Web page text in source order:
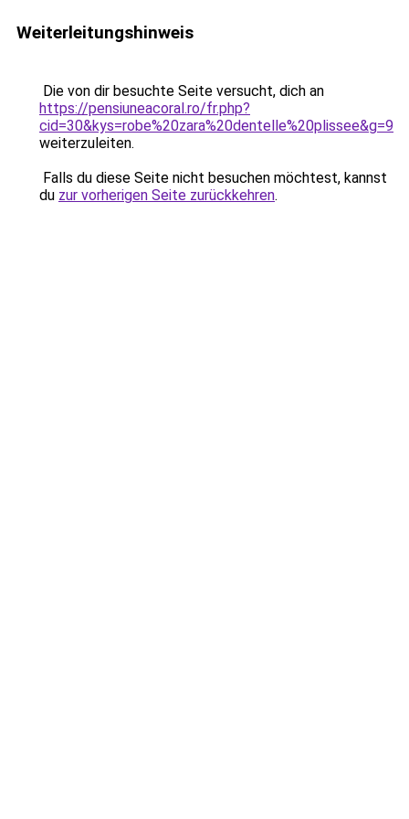
Weiterleitungshinweis
Die von dir besuchte Seite versucht, dich an
https://pensiuneacoral.ro/fr.php?
cid=30&kys=robe%20zara%20dentelle%20plissee&g=9
weiterzuleiten.
Falls du diese Seite nicht besuchen möchtest, kannst
du zur vorherigen Seite zurückkehren.